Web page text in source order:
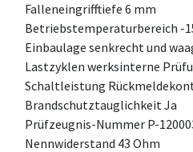
Falleneingrifftiefe 6 mm
Betriebstemperaturbereich -15
Einbaulage senkrecht und
Lastzyklen werksinterne
Schaltleistung
Brandschutztauglichkeit Ja
Prüfzeugnis-Nummer P-
Nennwiderstand 43 Ohm